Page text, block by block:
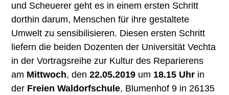
und Scheuerer geht es in einem ersten Schritt
dorthin darum, Menschen für ihre gestaltete
Umwelt zu sensibilisieren. Diesen ersten Schritt
liefern die beiden Dozenten der Universität Vechta
in der Vortragsreihe zur Kultur des Reparierens
am Mittwoch, den22.05.2019 um 18.15 Uhr in
der Freien Waldorfschule, Blumenhof 9 in 26135